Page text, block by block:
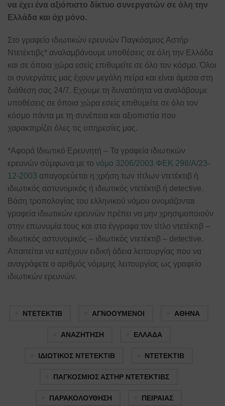
να έχει ένα αξιόπιστο δίκτυο συνεργατών σε όλη την
Ελλάδα και όχι μόνο.
Στο γραφείο ιδιωτικών ερευνών Παγκόσμιος Αστήρ
Ντετέκτιβς* αναλαμβάνουμε υποθέσεις σε όλη την Ελλάδα
και σε όποια χώρα εσείς επιθυμείτε σε όλο τον κόσμο. Όλοι
οι συνεργάτες μας έχουν μεγάλη πείρα και είναι άμεσα στη
διάθεση σας 24/7. Εχουμε τη δυνατότητα να αναλάβουμε
υποθέσεις σε όποια χώρα εσείς επιθυμείτε σε όλο τον
κόσμο πάντα με τη συνέπεια και αξιοπιστία που
χαρακτηρίζει όλες τις υπηρεσίες μας.
*Αφορά Ιδιωτικό Ερευνητή – Τα γραφεία ιδιωτικών
ερευνών σύμφωνα με το νόμο 3206/2003 ΦΕΚ 298/Α/23-
12-2003 απαγορεύεται η χρήση των τίτλων ντετέκτιβ ή
ιδιωτικός αστυνομικός ή ιδιωτικός ντετέκτιβ ή detective.
Βάση τροπολογίας του ελληνικού νόμου ονομάζονται
γραφεία ιδιωτικών ερευνών πρέπει να μην χρησιμοποιούν
στην επωνυμία τους και στα έγγραφα τον τίτλο ντετέκτιβ –
ιδιωτικός αστυνομικός – ιδιωτικός ντετέκτιβ – detective.
Απαιτείται να κατέχουν ειδική άδεια λειτουργίας που να
αναγράφετε ο αριθμός νόμιμης λειτουργίας ως γραφείο
ιδιωτικών ερευνών.
NTETEKTIB ΑΓΝΟΟΥΜΕΝΟΙ ΑΘΗΝΑ
ΑΝΑΖΗΤΗΣΗ ΕΛΛΑΔΑ
ΙΔΙΩΤΙΚΟΣ ΝΤΕΤΕΚΤΙΒ ΝΤΕΤΕΚΤΙΒ
ΠΑΓΚΟΣΜΙΟΣ ΑΣΤΗΡ ΝΤΕΤΕΚΤΙΒΣ
ΠΑΡΑΚΟΛΟΥΘΗΣΗ ΠΕΙΡΑΙΑΣ